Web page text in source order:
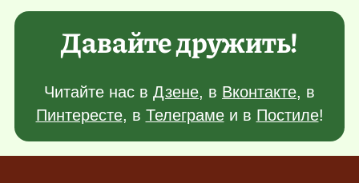
Давайте дружить!
Читайте нас в Дзене, в Вконтакте, в
Пинтересте, в Телеграмеи в Постиле!